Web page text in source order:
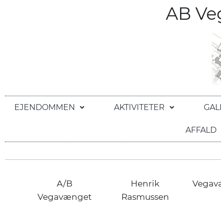
AB
EJENDOMMEN AKTIVITETER
AFFALD
A/B
Vegavænget
Henrik
Rasmussen